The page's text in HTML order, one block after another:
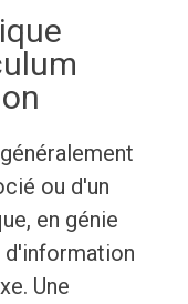
ou d'un
en génie
d'information
Une